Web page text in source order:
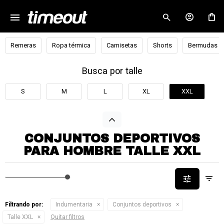
menu
Remeras Ropa térmica Camisetas Shorts Bermudas
Busca por talle
S M L XL XXL
CONJUNTOS DEPORTIVOS
PARA HOMBRE TALLE XXL
Filtrando por: Indumentaria
Conjuntos deportivos
Talle XXL
Quitar filtros